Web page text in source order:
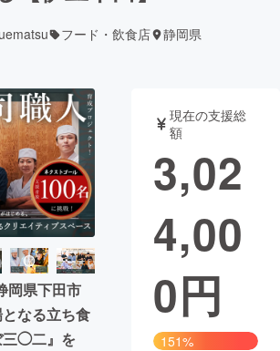
ジー・ガジェット
画 書籍・雑誌
・起業 チャレンジ
り・地域活性化
Social Good
CAMPFIRE Creation
フード・飲食店 静岡県
岡県下田市
なる立ち食
三◯二』を
現在の支援総
額
3,02
4,00
0円
151%